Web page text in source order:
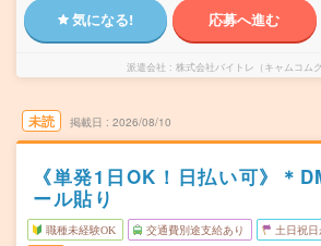
気になる! 応募へ進む
派遣会社 株式会社バイトレ（キャムコムグ
未読 掲載日 2026/08/10
《単発1日OK！日払い可》＊
ール貼り
職種未経験OK 交通費別途支給あり 土日祝